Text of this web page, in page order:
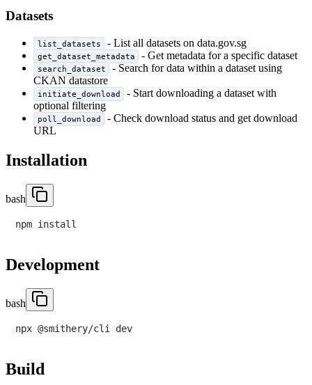
Datasets
list_datasets - List all datasets on data.gov.sg
get_dataset_metadata - Get metadata for a specific dataset
search_dataset
- Search for data within a dataset using
CKAN datastore
initiate_download
- Start downloading a dataset with
optional filtering
poll_download
- Check download status and get download
URL
Installation
bash
Development
bash
Build